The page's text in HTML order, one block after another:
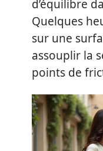
d’équilibre
Quelques
sur une
assouplir la
points de